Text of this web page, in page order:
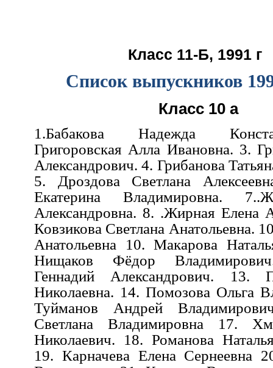
Класс 11-Б, 1991 г
Список выпускников
Класс 10 а
1.Бабакова Надежда
Григоровская Алла Ивановна. 3.
Александрович. 4. Грибанова
5. Дроздова Светлана
Екатерина Владимировна.
Александровна. 8. .Жирная Елена
Ковзикова Светлана Анатольевна.
Анатольевна 10. Макарова
Нищаков Фёдор
Геннадий Александрович. 13.
Николаевна. 14. Помозова Ольга
Туйманов Андрей
Светлана Владимировна 17.
Николаевич. 18. Романова
19. Карначева Елена Сернеевна